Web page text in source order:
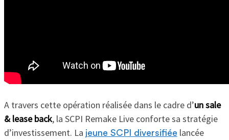
A travers cette opération réalisée dans le cadre d’un sale
& lease back, la SCPI Remake Live conforte sa stratégie
d’investissement. La jeune SCPI diversifiée lancée